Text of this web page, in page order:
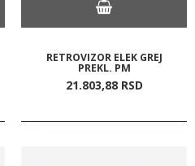
RETROVIZOR ELEK GREJ
PREKL. PM
21.803,88 RSD